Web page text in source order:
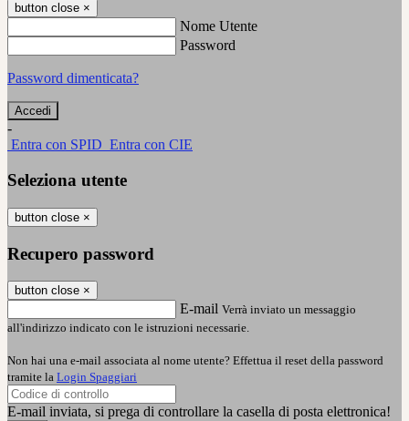
button close ×
Nome Utente
Password
Password dimenticata?
-
Entra con SPID Entra con CIE
Seleziona utente
button close ×
Recupero password
button close ×
E-mail Verrà inviato un messaggio
all'indirizzo indicato con le istruzioni necessarie.
Non hai una e-mail associata al nome utente? Effettua il reset della password
tramite la Login Spaggiari
E-mail inviata, si prega di controllare la casella di posta elettronica!